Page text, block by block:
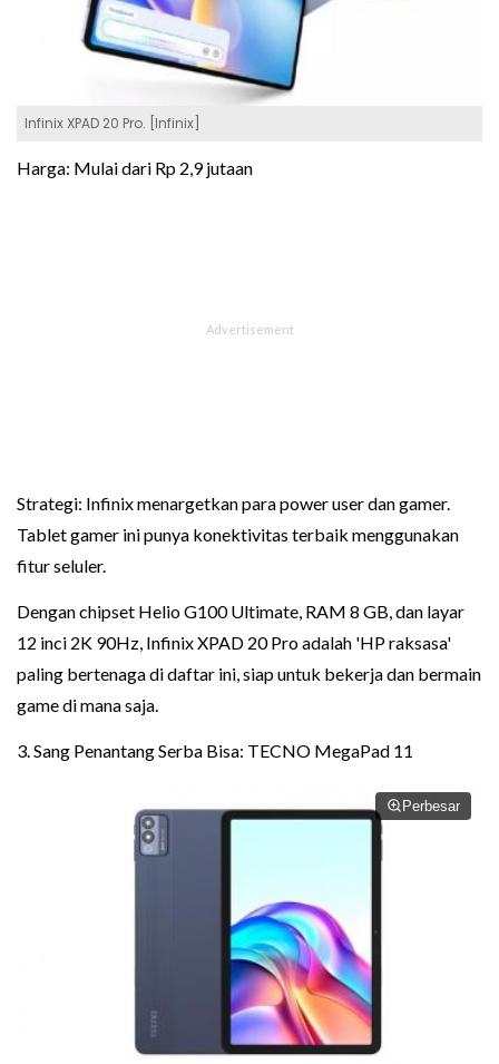
Infinix XPAD 20 Pro. [Infinix]
Harga: Mulai dari Rp 2,9 jutaan
Strategi: Infinix menargetkan para power user dan gamer.
Tablet gamer ini punya konektivitas terbaik menggunakan
fitur seluler.
Dengan chipset Helio G100 Ultimate, RAM 8 GB, dan layar
12 inci 2K 90Hz, Infinix XPAD 20 Pro adalah 'HP raksasa'
paling bertenaga di daftar ini, siap untuk bekerja dan bermain
game di mana saja.
3. Sang Penantang Serba Bisa: TECNO MegaPad 11
Perbesar